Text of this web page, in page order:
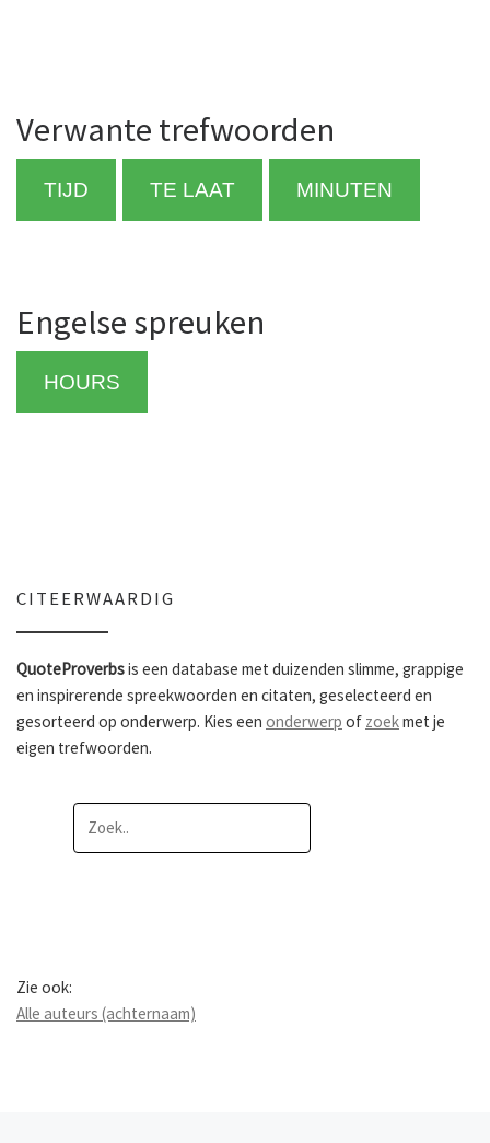
Verwante trefwoorden
TIJD TE LAAT MINUTEN
Engelse spreuken
HOURS
CITEERWAARDIG
QuoteProverbsis een database met duizenden slimme, grappige
en inspirerende spreekwoorden en citaten, geselecteerd en
gesorteerd op onderwerp. Kies een onderwerp of zoekmet je
eigen trefwoorden.
Zie ook:
Alle auteurs (achternaam)